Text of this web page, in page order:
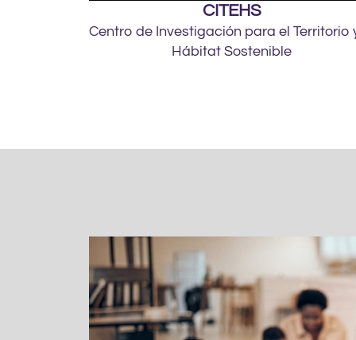
CITEHS
Centro de Investigación para el Territorio
Hábitat Sostenible